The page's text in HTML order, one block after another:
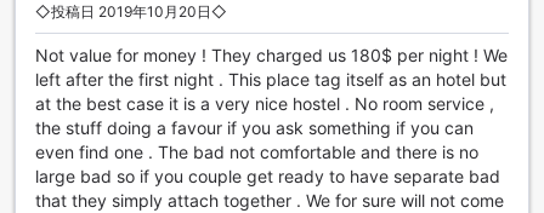
適です。ウィンドサーフィンを楽しむこともでき、風の力を
感じながらスリル満点の体験ができます。また、ヨガルーム
では、心と体をリフレッシュすることができます。ビーチに
もアクセスできるため、自然の中でリラックスした時間を過
ごすことができます。さらに、無料のフィットネスセンター
も利用でき、24時間利用可能なフィットネスセンターもあり
ます。アッコ ビーチ ホテルでは、充実したスポーツ施設でリ
ラックスとアクティビティの両方を楽しむことができます。
◇投稿日 2019年10月20日◇
Not value for money ! They charged us 180$ per night ! We
left after the first night . This place tag itself as an hotel but
at the best case it is a very nice hostel . No room service ,
the stuff doing a favour if you ask something if you can
even find one . The bad not comfortable and there is no
large bad so if you couple get ready to have separate bad
that they simply attach together . We for sure will not come